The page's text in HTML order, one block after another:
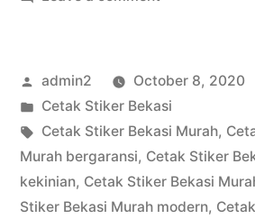
Bekasi
Posted
by
admin2
October 8, 2020
Posted
in
Cetak Stiker Bekasi
Tags:
Cetak Stiker Bekasi Murah,
Murah bergaransi, Cetak Stiker
kekinian, Cetak Stiker Bekasi
Stiker Bekasi Murah modern,